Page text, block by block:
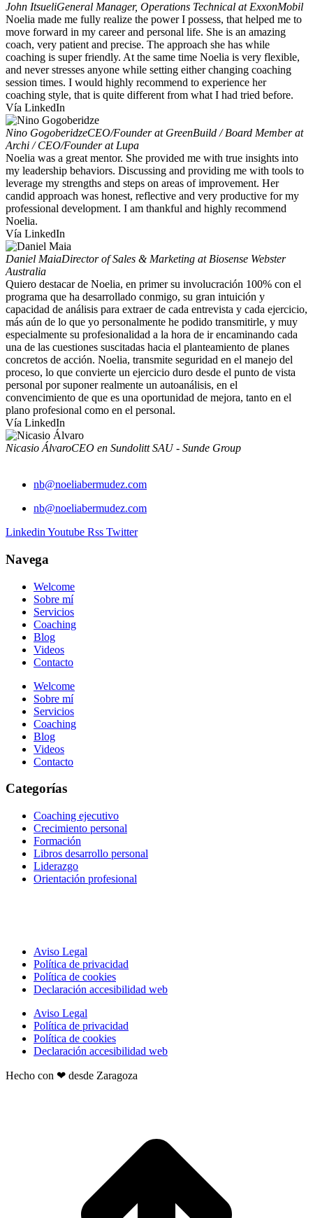
John ItsueliGeneral Manager, Operations Technical at ExxonMobil
Noelia made me fully realize the power I possess, that helped me to
move forward in my career and personal life. She is an amazing
coach, very patient and precise. The approach she has while
coaching is super friendly. At the same time Noelia is very flexible,
and never stresses anyone while setting either changing coaching
session times. I would highly recommend to experience her
coaching style, that is quite different from what I had tried before.
Vía LinkedIn
Nino GogoberidzeCEO/Founder at GreenBuild / Board Member at
Archi / CEO/Founder at Lupa
Noelia was a great mentor. She provided me with true insights into
my leadership behaviors. Discussing and providing me with tools to
leverage my strengths and steps on areas of improvement. Her
candid approach was honest, reflective and very productive for my
professional development. I am thankful and highly recommend
Noelia.
Vía LinkedIn
Daniel MaiaDirector of Sales & Marketing at Biosense Webster
Australia
Quiero destacar de Noelia, en primer su involucración 100% con el
programa que ha desarrollado conmigo, su gran intuición y
capacidad de análisis para extraer de cada entrevista y cada ejercicio,
más aún de lo que yo personalmente he podido transmitirle, y muy
especialmente su profesionalidad a la hora de ir encaminando cada
una de las cuestiones suscitadas hacia el planteamiento de planes
concretos de acción. Noelia, transmite seguridad en el manejo del
proceso, lo que convierte un ejercicio duro desde el punto de vista
personal por suponer realmente un autoanálisis, en el
convencimiento de que es una oportunidad de mejora, tanto en el
plano profesional como en el personal.
Vía LinkedIn
Nicasio ÁlvaroCEO en Sundolitt SAU - Sunde Group
nb@noeliabermudez.com
nb@noeliabermudez.com
Linkedin Youtube Rss Twitter
Navega
Welcome
Sobre mí
Servicios
Coaching
Blog
Videos
Contacto
Welcome
Sobre mí
Servicios
Coaching
Blog
Videos
Contacto
Categorías
Coaching ejecutivo
Crecimiento personal
Formación
Libros desarrollo personal
Liderazgo
Orientación profesional
Aviso Legal
Política de privacidad
Política de cookies
Declaración accesibilidad web
Aviso Legal
Política de privacidad
Política de cookies
Declaración accesibilidad web
Hecho con ❤ desde Zaragoza